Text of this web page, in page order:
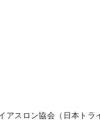
アスロン協会（日本トラ